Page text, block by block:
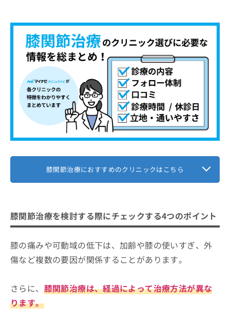
膝関節治療におすすめのクリニックはこちら
膝関節治療を検討する際にチェックする4つのポイント
膝の痛みや可動域の低下は、加齢や膝の使いすぎ、外
傷など複数の要因が関係することがあります。
さらに、 膝関節治療は、経過によって治療方法が異な
ります。